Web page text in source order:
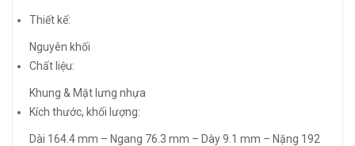
Thiết kế:
Nguyên khối
Chất liệu:
Khung & Mặt lưng nhựa
Kích thước, khối lượng:
Dài 164.4 mm – Ngang 76.3 mm – Dày 9.1 mm – Nặng 192